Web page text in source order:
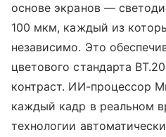
основе экранов —
100 мкм, каждый из
независимо. Это
цветового стандарта
контраст. ИИ-процессор
каждый кадр в реальном
технологии